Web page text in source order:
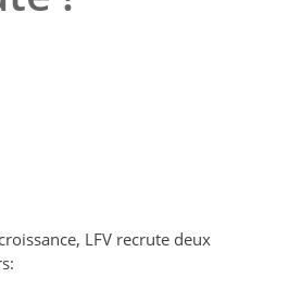
LFV recrute deux